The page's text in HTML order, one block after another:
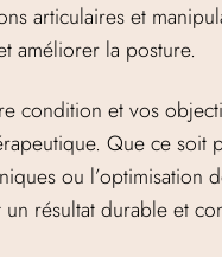
articulaires et
améliorer la posture.
condition et vos
Que ce soit
ou l’optimisation
résultat durable et